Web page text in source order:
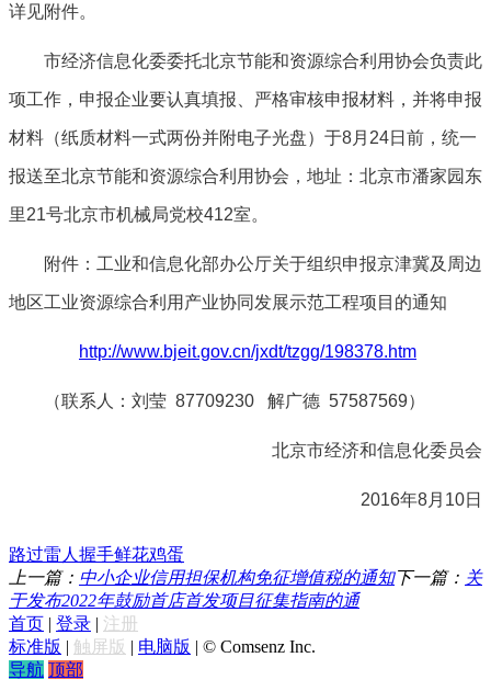
详见附件。
市经济信息化委委托北京节能和资源综合利用协会负责此
项工作，申报企业要认真填报、严格审核申报材料，并将申报
材料（纸质材料一式两份并附电子光盘）于8月24日前，统一
报送至北京节能和资源综合利用协会，地址：北京市潘家园东
里21号北京市机械局党校412室。
附件：工业和信息化部办公厅关于组织申报京津冀及周边
地区工业资源综合利用产业协同发展示范工程项目的通知
http://www.bjeit.gov.cn/jxdt/tzgg/198378.htm
（联系人：刘莹 87709230 解广德 57587569）
北京市经济和信息化委员会
2016年8月10日
路过雷人 握手鲜花鸡蛋
上一篇： 中小企业信用担保机构免征增值税的通知下一篇： 关
于发布2022年鼓励首店首发项目征集指南的通
首页 | 登录 | 注册
标准版 | 触屏版 | 电脑版 | © Comsenz Inc.
导航 顶部